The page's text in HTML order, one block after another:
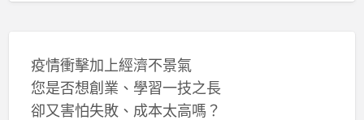
疫情衝擊加上經濟不景氣
您是否想創業、學習一技之長
卻又害怕失敗、成本太高嗎？